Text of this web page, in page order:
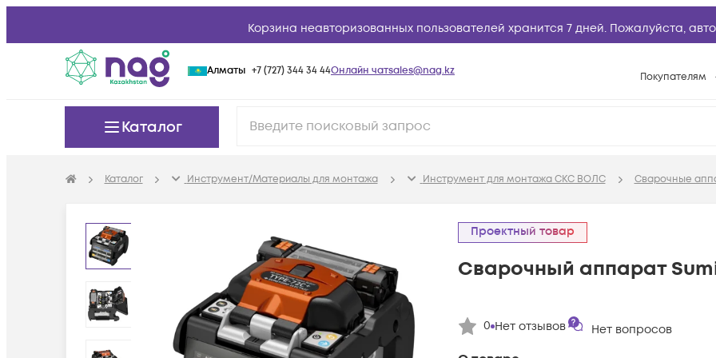
Корзина неавторизованных пользователей хранится 7 дней. Пожалуйста,
Алматы +7 (727) 344 34 44Онлайн чатsales@nag.kz Покупателям
Возврат
База знаний
Каталог
Каталог Инструмент/Материалы для монтажа Инструмент для монтажа СКС ВОЛС Сварочные
Проектный товар
Cварочный аппарат
0 Нет отзывов Нет вопросов